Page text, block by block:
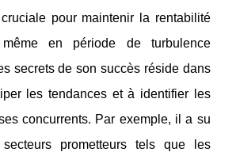
pour maintenir la rentabilité
en période de turbulence
secrets de son succès réside dans
les tendances et à identifier les
concurrents. Par exemple, il a su
prometteurs tels que les